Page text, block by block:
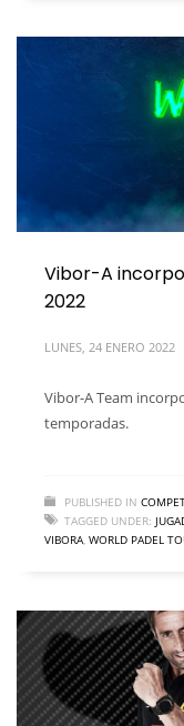
Vibor-A
2022
LUNES, 24 ENERO 2022
Vibor-A Team
temporadas.
PUBLISHED IN
TAGGED UNDER:
VIBORA WORLD PADEL